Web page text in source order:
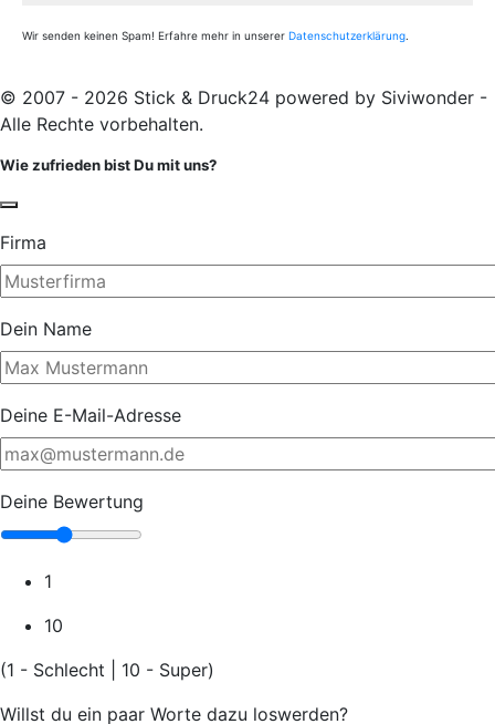
Wir senden keinen Spam! Erfahre mehr in unserer Datenschutzerklärung.
© 2007 - 2026 Stick & Druck24 powered by Siviwonder -
Alle Rechte vorbehalten.
Wie zufrieden bist Du mit uns?
Firma
Dein Name
Deine E-Mail-Adresse
Deine Bewertung
1
10
(1 - Schlecht | 10 - Super)
Willst du ein paar Worte dazu loswerden?